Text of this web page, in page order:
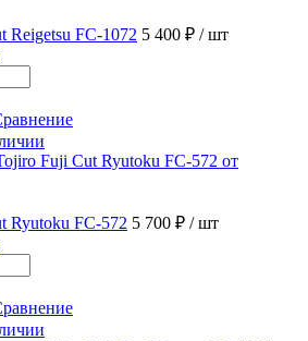
FC-1072 5 400 ₽ / шт
Ryutoku FC-572 5 700 ₽ / шт